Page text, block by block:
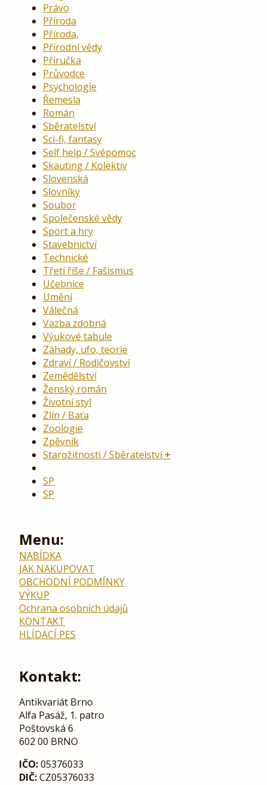
Právo
Příroda
Příroda,
Přírodní vědy
Příručka
Průvodce
Psychologie
Řemesla
Román
Sběratelství
Sci-fi, fantasy
Self help / Svépomoc
Skauting / Kolektiv
Slovenská
Slovníky
Soubor
Společenské vědy
Sport a hry
Stavebnictví
Technické
Třetí říše / Fašismus
Učebnice
Umění
Válečná
Vazba zdobná
Výukové tabule
Záhady, ufo, teorie
Zdraví / Rodičovství
Zemědělství
Ženský román
Životní styl
Zlín / Baťa
Zoologie
Zpěvník
Starožitnosti / Sběratelství
SP
SP
Menu:
NABÍDKA
JAK NAKUPOVAT
OBCHODNÍ PODMÍNKY
VÝKUP
Ochrana osobních údajů
KONTAKT
HLÍDACÍ PES
Kontakt:
Antikvariát Brno
Alfa Pasáž, 1. patro
Poštovská 6
602 00 BRNO
IČO:05376033
DIČ:CZ05376033